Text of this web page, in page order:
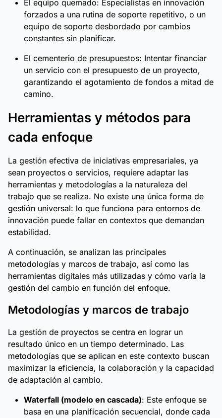
El equipo quemado: Especialistas en innovación
forzados a una rutina de soporte repetitivo, o un
equipo de soporte desbordado por cambios
constantes sin planificar.
El cementerio de presupuestos: Intentar financiar
un servicio con el presupuesto de un proyecto,
garantizando el agotamiento de fondos a mitad de
camino.
Herramientas y métodos para
cada enfoque
La gestión efectiva de iniciativas empresariales, ya
sean proyectos o servicios, requiere adaptar las
herramientas y metodologías a la naturaleza del
trabajo que se realiza. No existe una única forma de
gestión universal: lo que funciona para entornos de
innovación puede fallar en contextos que demandan
estabilidad.
A continuación, se analizan las principales
metodologías y marcos de trabajo, así como las
herramientas digitales más utilizadas y cómo varía la
gestión del cambio en función del enfoque.
Metodologías y marcos de trabajo
La gestión de proyectos se centra en lograr un
resultado único en un tiempo determinado. Las
metodologías que se aplican en este contexto buscan
maximizar la eficiencia, la colaboración y la capacidad
de adaptación al cambio.
Waterfall (modelo en cascada): Este enfoque se
basa en una planificación secuencial, donde cada